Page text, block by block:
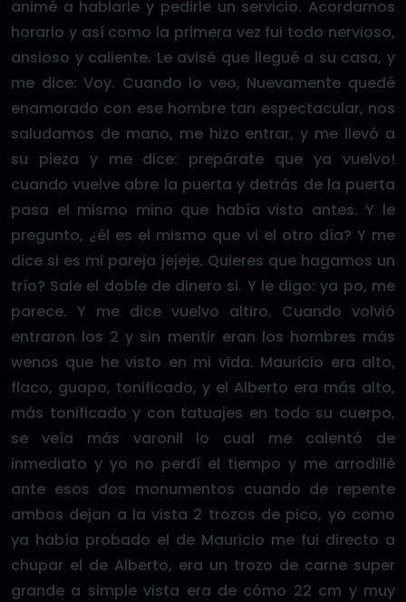
animé a hablarle y pedirle un servicio. Acordamos
horario y así como la primera vez fui todo nervioso,
ansioso y caliente. Le avisé que llegué a su casa, y
me dice: Voy. Cuando lo veo, Nuevamente quedé
enamorado con ese hombre tan espectacular, nos
saludamos de mano, me hizo entrar, y me llevó a
su pieza y me dice: prepárate que ya vuelvo!
cuando vuelve abre la puerta y detrás de la puerta
pasa el mismo mino que había visto antes. Y le
pregunto, ¿él es el mismo que vi el otro día? Y me
dice si es mi pareja jejeje. Quieres que hagamos un
trío? Sale el doble de dinero si. Y le digo: ya po, me
parece. Y me dice vuelvo altiro. Cuando volvió
entraron los 2 y sin mentir eran los hombres más
wenos que he visto en mi vida. Mauricio era alto,
flaco, guapo, tonificado, y el Alberto era más alto,
más tonificado y con tatuajes en todo su cuerpo,
se veía más varonil lo cual me calentó de
inmediato y yo no perdí el tiempo y me arrodillé
ante esos dos monumentos cuando de repente
ambos dejan a la vista 2 trozos de pico, yo como
ya había probado el de Mauricio me fui directo a
chupar el de Alberto, era un trozo de carne super
grande a simple vista era de cómo 22 cm y muy